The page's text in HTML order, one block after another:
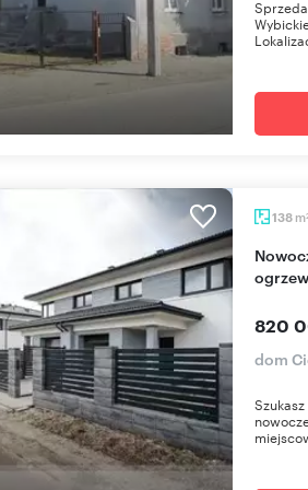
138 m
Nowoczesny bliźniak 138 m² w Cielu, garaż,
820
dom